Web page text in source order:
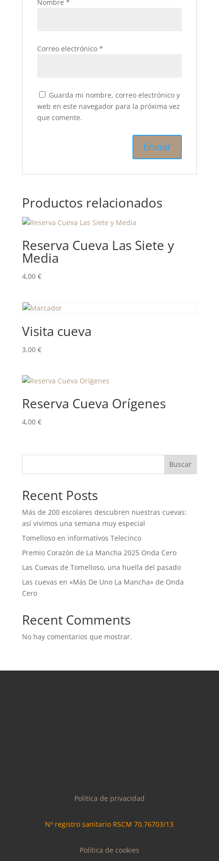
Nombre *
Correo electrónico *
Guarda mi nombre, correo electrónico y
web en este navegador para la próxima vez
que comente.
Productos relacionados
Reserva Cueva Las Siete y
Media
4,00 €
Visita cueva
3,00 €
Reserva Cueva Orígenes
4,00 €
Buscar
Recent Posts
Más de 200 escolares descubren nuestras cuevas:
así vivimos una semana muy especial
Tomelloso en informativos Telecinco
Premio Corazón de La Mancha 2025 Onda Cero
Las Cuevas de Tomelloso, una huella del pasado
Las cuevas en «Más De Uno La Mancha» de Onda
Cero
Recent Comments
No hay comentarios que mostrar.
Política de privacidad
Nº registro sanitario RSCM70.76703/13
Política de cookies